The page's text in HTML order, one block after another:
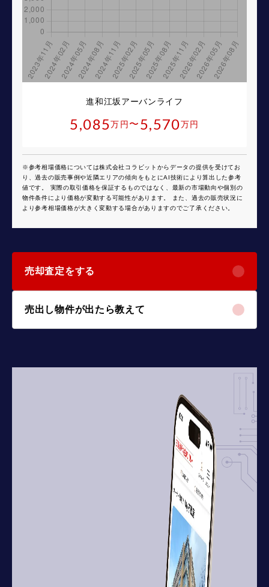
進和江坂アーバンライフ
5,085万円 〜 5,570万円
※参考相場価格については株式会社コラビットからデータの提供を受けてお
り、過去の販売事例や近隣エリアの傾向をもとにAI技術により算出した参考
値です。 実際の取引価格を保証するものではなく、最新の市場動向や個別の
物件条件により価格が変動する可能性があります。 また、過去の販売状況に
より参考相場価格が大きく変動する場合がありますのでご了承ください。
売却査定をする
売出し物件が出たら教えて